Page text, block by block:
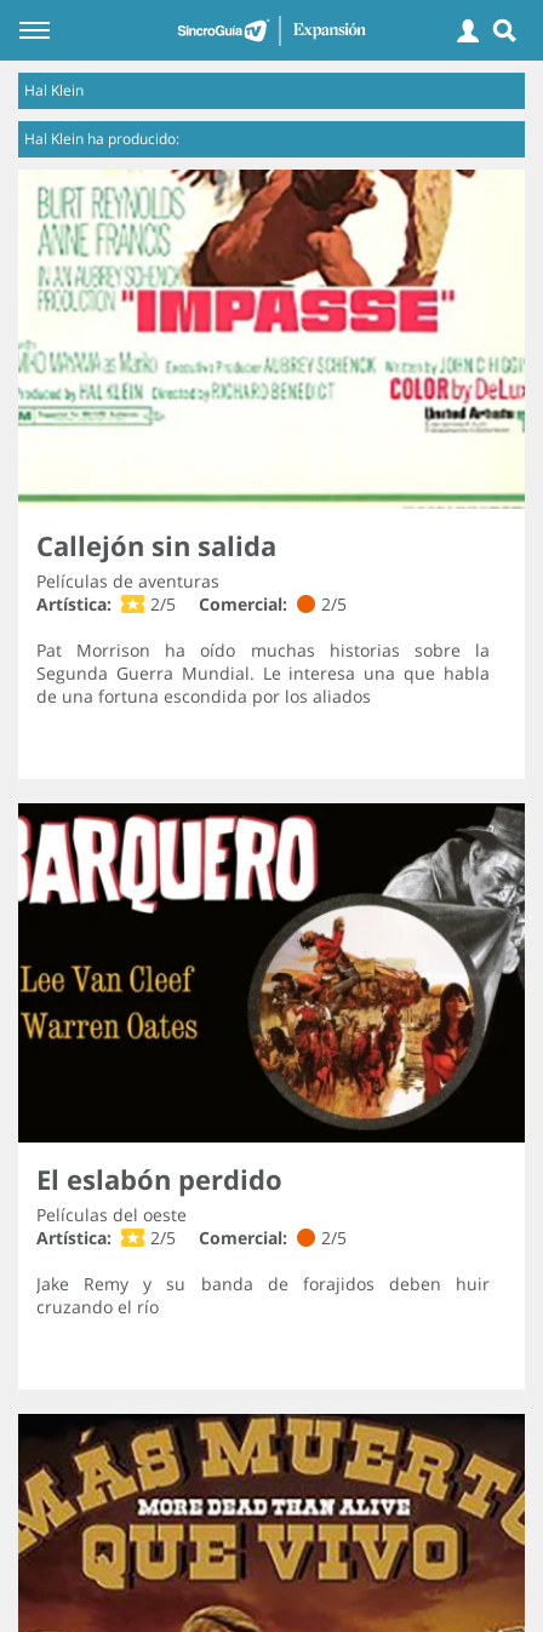
Hal Klein
Hal Klein ha producido:
Callejón sin salida
Películas de aventuras
Artística:
2/5 Comercial:
2/5
Pat Morrison ha oído muchas historias sobre la
Segunda Guerra Mundial. Le interesa una que habla
de una fortuna escondida por los aliados
El eslabón perdido
Películas del oeste
Artística:
2/5 Comercial:
2/5
Jake Remy y su banda de forajidos deben huir
cruzando el río